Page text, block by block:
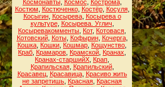
Космонавты, Космос Кострома,
Костюм
Костюченко, Костёр, Косуля,
Косыгин, Косырева, Косырева о
культуре, Косырева. Углич
Косыревакомменты Кот, Котовася
Котовский, Коты, Кофырин, Кочерга,
Кошка Кошки Кошмар Кощунство
Краб Крамаров Крамской Кранах
Кранах-старшийХ Крап
Крапильская, Крапильский,
Красавец, Красавица, Красиво жить
не запретишь Красная Красная